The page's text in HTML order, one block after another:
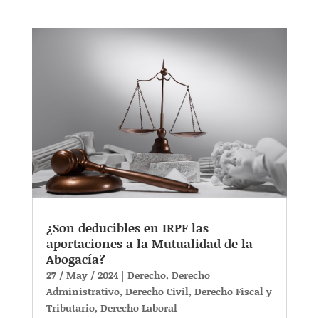
¿Son deducibles en IRPF las
aportaciones a la Mutualidad de la
Abogacía?
27 / May / 2024| Derecho, Derecho
Administrativo, Derecho Civil, Derecho Fiscal y
Tributario, Derecho Laboral